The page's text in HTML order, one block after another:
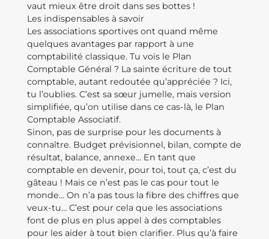
vaut mieux être droit dans ses bottes !
Les indispensables à savoir
Les associations sportives ont quand même
quelques avantages par rapport à une
comptabilité classique. Tu vois le Plan
Comptable Général ? La sainte écriture de tout
comptable, autant redoutée qu’appréciée ? Ici,
tu l’oublies. C’est sa sœur jumelle, mais version
simplifiée, qu’on utilise dans ce cas-là, le Plan
Comptable Associatif.
Sinon, pas de surprise pour les documents à
connaître. Budget prévisionnel, bilan, compte de
résultat, balance, annexe… En tant que
comptable en devenir, pour toi, tout ça, c’est du
gâteau ! Mais ce n’est pas le cas pour tout le
monde… On n’a pas tous la fibre des chiffres que
veux-tu… C’est pour cela que les associations
font de plus en plus appel à des comptables
pour les aider à tout bien clarifier. Plus qu’à faire